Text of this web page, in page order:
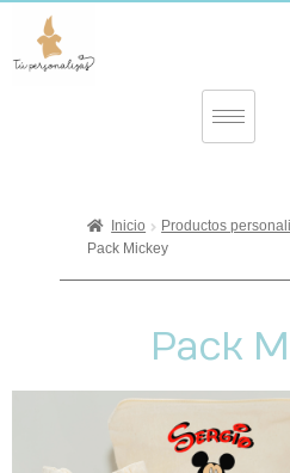
Inicio
Productos
Pack Mickey
Pack